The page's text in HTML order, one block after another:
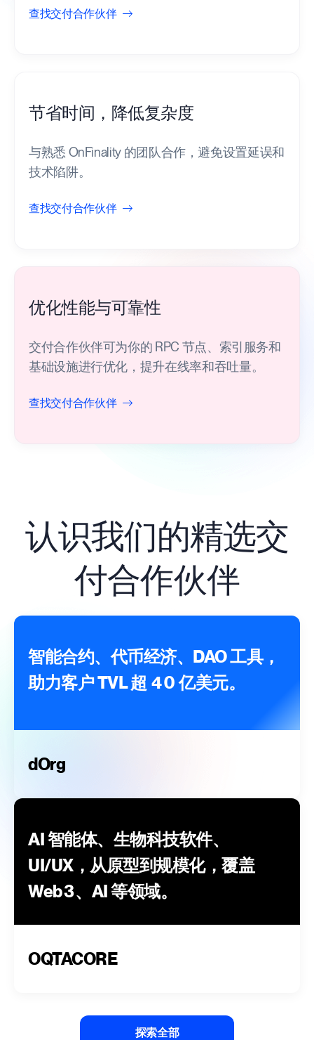
查找交付合作伙伴
节省时间，降低复杂度
与熟悉 OnFinality 的团队合作，避免设置延误和
技术陷阱。
查找交付合作伙伴
优化性能与可靠性
交付合作伙伴可为你的 RPC 节点、索引服务和
基础设施进行优化，提升在线率和吞吐量。
查找交付合作伙伴
认识我们的精选交
付合作伙伴
智能合约、代币经济、DAO 工具，
助力客户 TVL 超 40 亿美元。
dOrg
AI 智能体、生物科技软件、
UI/UX，从原型到规模化，覆盖
Web3、AI 等领域。
OQTACORE
探索全部